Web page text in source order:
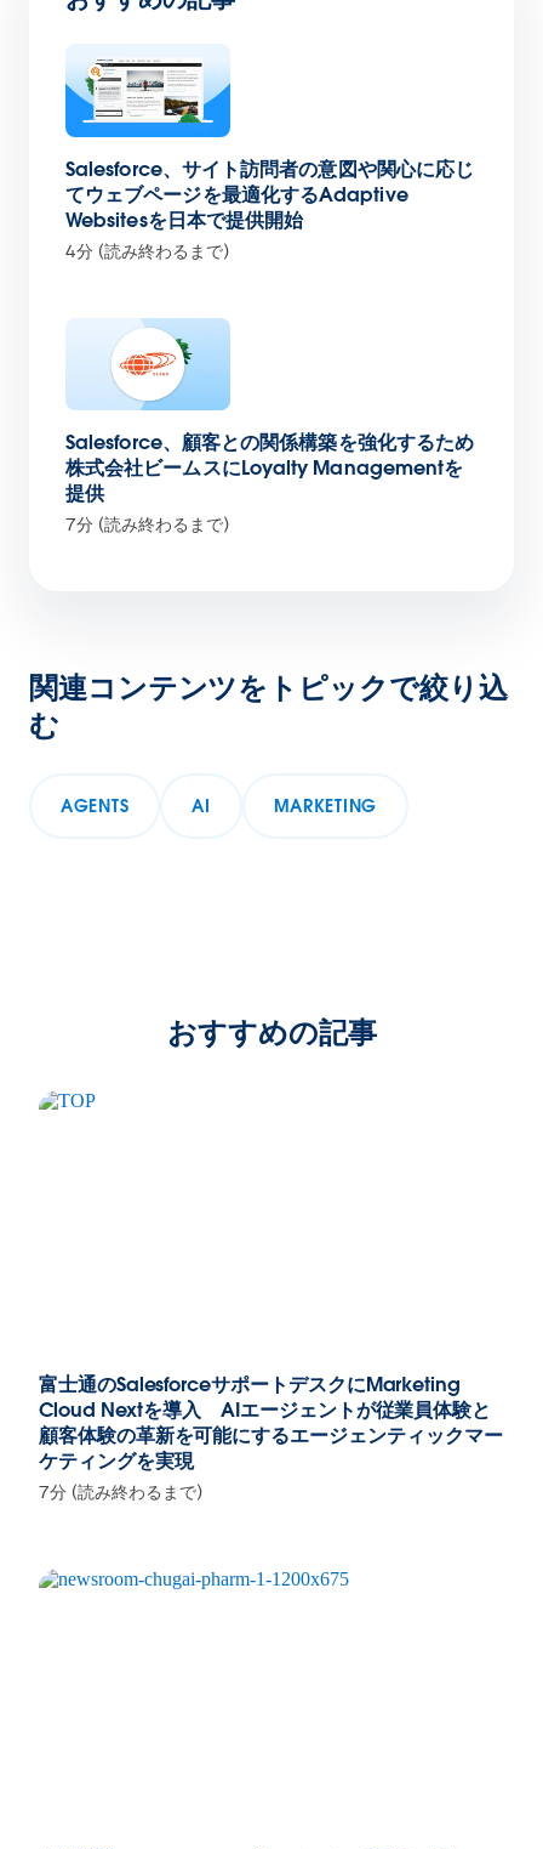
Salesforce、サイト訪問者の意図や関心に応じ
てウェブページを最適化するAdaptive
Websitesを日本で提供開始
4分 (読み終わるまで)
Salesforce、顧客との関係構築を強化するため
株式会社ビームスにLoyalty Managementを
提供
7分 (読み終わるまで)
関連コンテンツをトピックで絞り込
む
AGENTS AI MARKETING
おすすめの記事
富士通のSalesforceサポートデスクにMarketing
Cloud Nextを導入 AIエージェントが従業員体験と
顧客体験の革新を可能にするエージェンティックマー
ケティングを実現
7分 (読み終わるまで)